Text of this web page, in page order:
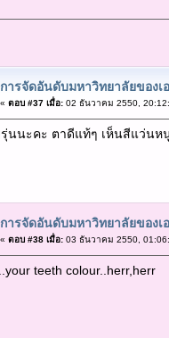
การจัดอันดับมหาวิทยาลัยของเ
« ตอบ #37 เมื่อ:02 ธันวาคม 2550,
นนะคะ ตาดีแท้ๆ เห็นสีแว่นห
การจัดอันดับมหาวิทยาลัยของเ
« ตอบ #38 เมื่อ:03 ธันวาคม 2550,
teeth colour..herr,herr